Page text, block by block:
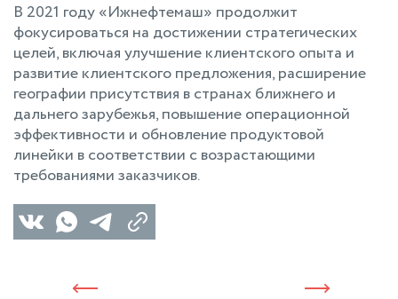
В 2021 году «Ижнефтемаш» продолжит
фокусироваться на достижении стратегических
целей, включая улучшение клиентского опыта и
развитие клиентского предложения, расширение
географии присутствия в странах ближнего и
дальнего зарубежья, повышение операционной
эффективности и обновление продуктовой
линейки в соответствии с возрастающими
требованиями заказчиков.